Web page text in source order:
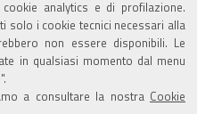
analytics e di profilazione.
solo i cookie tecnici necessari alla
non essere disponibili. Le
in qualsiasi momento dal menu
a consultare la nostra Cookie